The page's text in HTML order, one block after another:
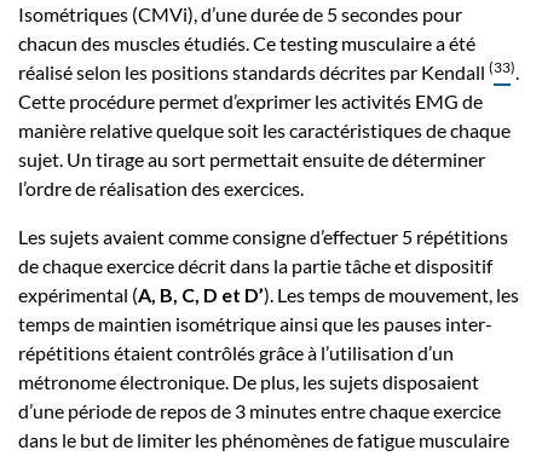
Isométriques (CMVi), d’une durée de 5 secondes pour
chacun des muscles étudiés. Ce testing musculaire a été
réalisé selon les positions standards décrites par Kendall (33).
Cette procédure permet d’exprimer les activités EMG de
manière relative quelque soit les caractéristiques de chaque
sujet. Un tirage au sort permettait ensuite de déterminer
l’ordre de réalisation des exercices.
Les sujets avaient comme consigne d’effectuer 5 répétitions
de chaque exercice décrit dans la partie tâche et dispositif
expérimental (A, B, C, D et D’). Les temps de mouvement, les
temps de maintien isométrique ainsi que les pauses inter-
répétitions étaient contrôlés grâce à l’utilisation d’un
métronome électronique. De plus, les sujets disposaient
d’une période de repos de 3 minutes entre chaque exercice
dans le but de limiter les phénomènes de fatigue musculaire